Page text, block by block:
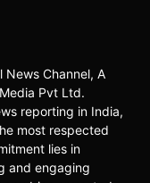
News Channel, A
Pvt Ltd.
reporting in India,
most respected
lies in
and engaging